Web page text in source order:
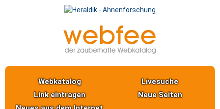
Webkatalog
Livesuche
Link eintragen
Neue Seiten